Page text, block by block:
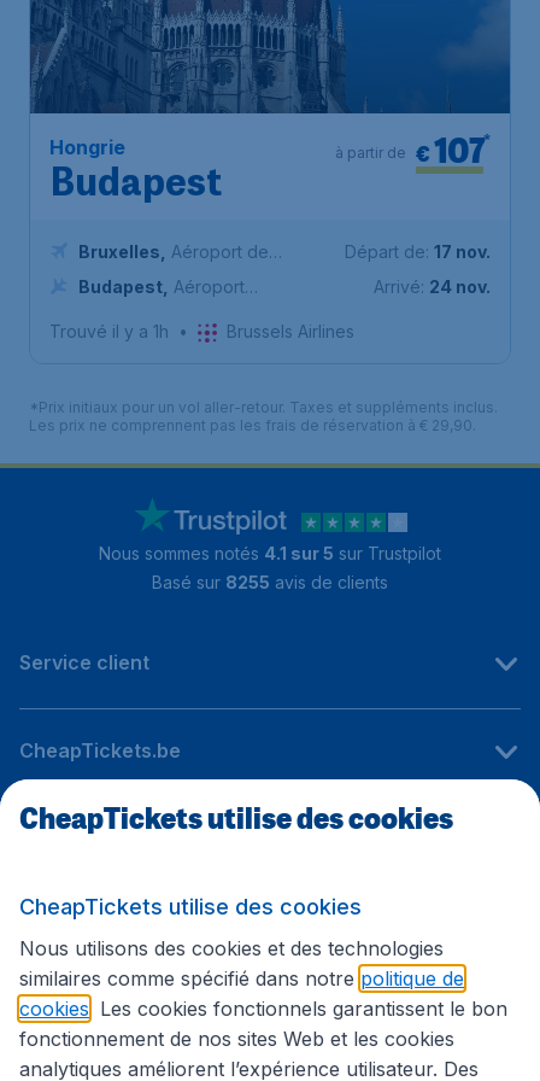
Hongrie
Budapest
€107*
à partir de
Bruxelles
Aéroport de
Bruxelles-National
Budapest Aéroport
Ferenc Liszt
Départ de: 17 nov.
Arrivé: 24 nov.
Trouvé il y a 1h • Brussels Airlines
*Prix initiaux pour un vol aller-retour. Taxes et suppléments inclus.
Les prix ne comprennent pas les frais de réservation à € 29,90.
Nous sommes notés 4.1 sur 5 sur Trustpilot
Basé sur 8255 avis de clients
Service client
CheapTickets.be
Sites internationaux
Suivez CheapTickets.be
CheapTickets utilise des cookies
CheapTickets utilise des cookies
Nous utilisons des cookies et des technologies
similaires comme spécifié dans notre politique de
cookies . Les cookies fonctionnels garantissent le bon
fonctionnement de nos sites Web et les cookies
analytiques améliorent l’expérience utilisateur. Des